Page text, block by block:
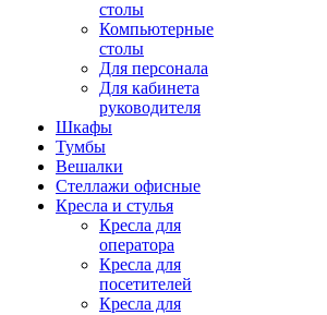
столы
Компьютерные
столы
Для персонала
Для кабинета
руководителя
Шкафы
Тумбы
Вешалки
Стеллажи офисные
Кресла и стулья
Кресла для
оператора
Кресла для
посетителей
Кресла для